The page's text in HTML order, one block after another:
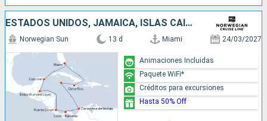
ESTADOS UNIDOS, JAMAICA, ISLAS CAIMÁN, COLOMBIA, PANAMÁ, COSTA RICA, BELICE, MÉXICO
Norwegian Sun 13 d Miami 24/03/2027
Animaciones Incluidas
Paquete WiFi*
Créditos para excursiones
Hasta 50% Off